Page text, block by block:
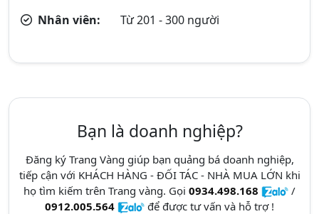
Nhân viên:
Từ 201 - 300 người
Bạn là doanh nghiệp?
Đăng ký Trang Vàng giúp bạn quảng bá doanh nghiệp,
tiếp cận với KHÁCH HÀNG - ĐỐI TÁC - NHÀ MUA LỚN khi
họ tìm kiếm trên Trang vàng. Gọi 0934.498.168
/
0912.005.564
để được tư vấn và hỗ trợ !